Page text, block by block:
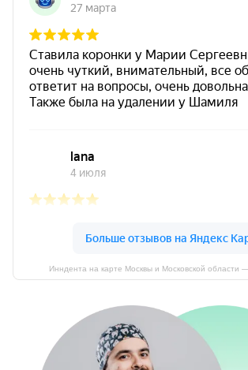
Инндента на карте Москвы и Московской области